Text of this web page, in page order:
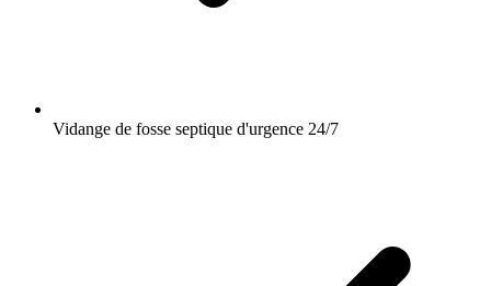
Vidange de fosse septique d'urgence 24/7